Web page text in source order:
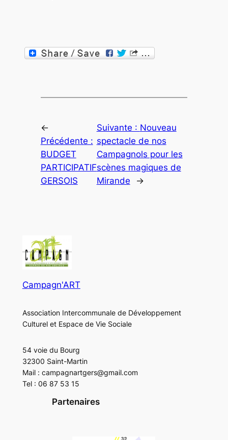
←
Précédente :
BUDGET
PARTICIPATIF
GERSOIS
Suivante : Nouveau
spectacle de nos
Campagnols pour les
scènes magiques de
Mirande
→
Campagn'ART
Association Intercommunale de Développement
Culturel et Espace de Vie Sociale
54 voie du Bourg
32300 Saint-Martin
Mail : campagnartgers@gmail.com
Tel : 06 87 53 15
Partenaires